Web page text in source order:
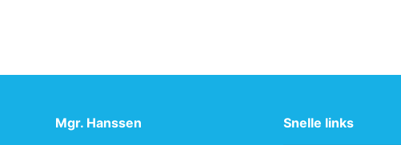
Mgr. Hanssen
Snelle links